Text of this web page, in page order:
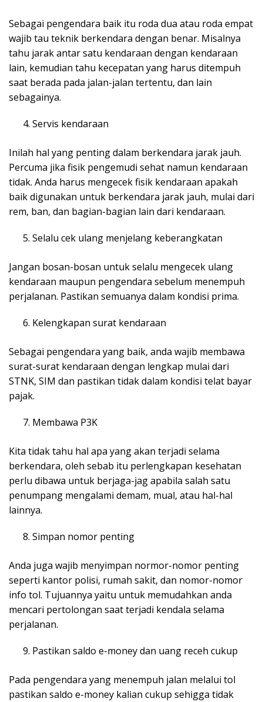
Sebagai pengendara baik itu roda dua atau roda empat
wajib tau teknik berkendara dengan benar. Misalnya
tahu jarak antar satu kendaraan dengan kendaraan
lain, kemudian tahu kecepatan yang harus ditempuh
saat berada pada jalan-jalan tertentu, dan lain
sebagainya.
Servis kendaraan
Inilah hal yang penting dalam berkendara jarak jauh.
Percuma jika fisik pengemudi sehat namun kendaraan
tidak. Anda harus mengecek fisik kendaraan apakah
baik digunakan untuk berkendara jarak jauh, mulai dari
rem, ban, dan bagian-bagian lain dari kendaraan.
Selalu cek ulang menjelang keberangkatan
Jangan bosan-bosan untuk selalu mengecek ulang
kendaraan maupun pengendara sebelum menempuh
perjalanan. Pastikan semuanya dalam kondisi prima.
Kelengkapan surat kendaraan
Sebagai pengendara yang baik, anda wajib membawa
surat-surat kendaraan dengan lengkap mulai dari
STNK, SIM dan pastikan tidak dalam kondisi telat bayar
pajak.
Membawa P3K
Kita tidak tahu hal apa yang akan terjadi selama
berkendara, oleh sebab itu perlengkapan kesehatan
perlu dibawa untuk berjaga-jag apabila salah satu
penumpang mengalami demam, mual, atau hal-hal
lainnya.
Simpan nomor penting
Anda juga wajib menyimpan normor-nomor penting
seperti kantor polisi, rumah sakit, dan nomor-nomor
info tol. Tujuannya yaitu untuk memudahkan anda
mencari pertolongan saat terjadi kendala selama
perjalanan.
Pastikan saldo e-money dan uang receh cukup
Pada pengendara yang menempuh jalan melalui tol
pastikan saldo e-money kalian cukup sehigga tidak